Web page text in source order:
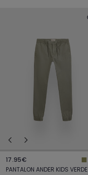
17.95€
PANTALON ANDER KIDS VERDE